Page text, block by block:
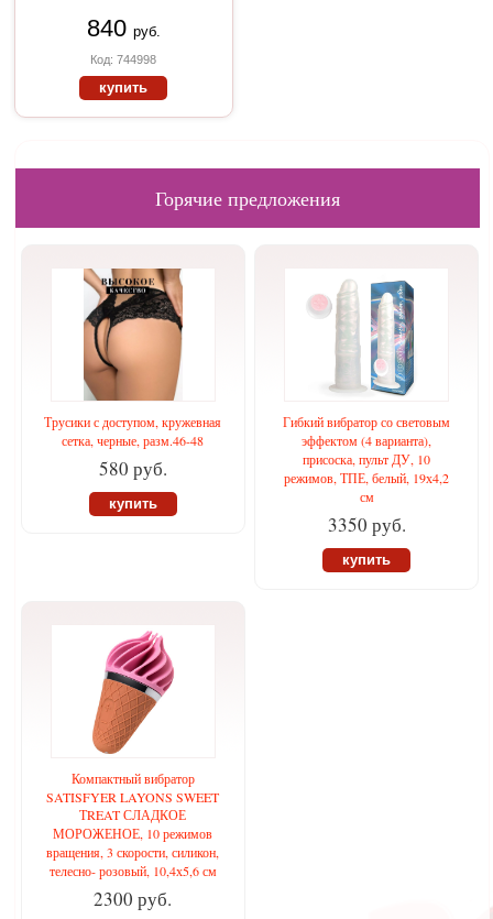
840 руб.
Код: 744998
купить
Горячие предложения
Трусики с доступом, кружевная
сетка, черные, разм.46-48
580 руб.
купить
Гибкий вибратор со световым
эффектом (4 варианта),
присоска, пульт ДУ, 10
режимов, ТПЕ, белый, 19х4,2
см
3350 руб.
купить
Компактный вибратор
SATISFYER LAYONS SWEET
ТREAT СЛАДКОЕ
МОРОЖЕНОЕ, 10 режимов
вращения, 3 скорости, силикон,
телесно- розовый, 10,4х5,6 см
2300 руб.